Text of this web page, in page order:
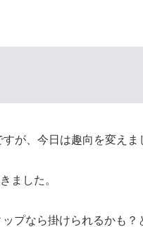
すが、今日は趣向を変えま
ました。
プなら掛けられるかも？